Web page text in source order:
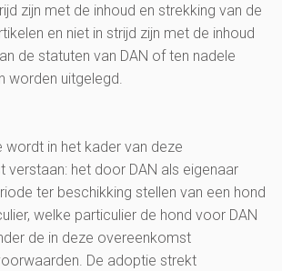
zijn met de inhoud en strekking van de
en niet in strijd zijn met de inhoud
de statuten van DAN of ten nadele
worden uitgelegd.
wordt in het kader van deze
verstaan: het door DAN als eigenaar
ter beschikking stellen van een hond
welke particulier de hond voor DAN
de in deze overeenkomst
De adoptie strekt